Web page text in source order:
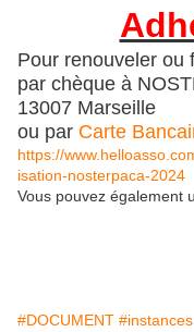
Pour renouveler ou
par chèque à
13007 Marseille
ou par Carte
https://
isation-nosterpaca-2024
Vous pouvez également
#DOCUMENT #instances